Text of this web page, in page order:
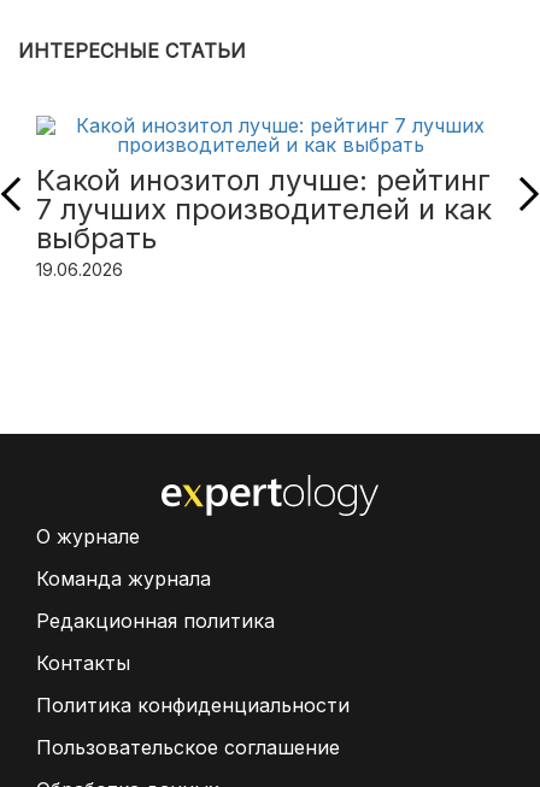
ИНТЕРЕСНЫЕ СТАТЬИ
Какой инозитол лучше: рейтинг
7 лучших производителей и как
выбрать
19.06.2026
О журнале
Команда журнала
Редакционная политика
Контакты
Политика конфиденциальности
Пользовательское соглашение